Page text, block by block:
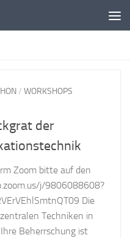
/ WORKSHOPS
der
Zoom bitte auf den
j/9806088608?
Die
Techniken in
Beherrschung ist